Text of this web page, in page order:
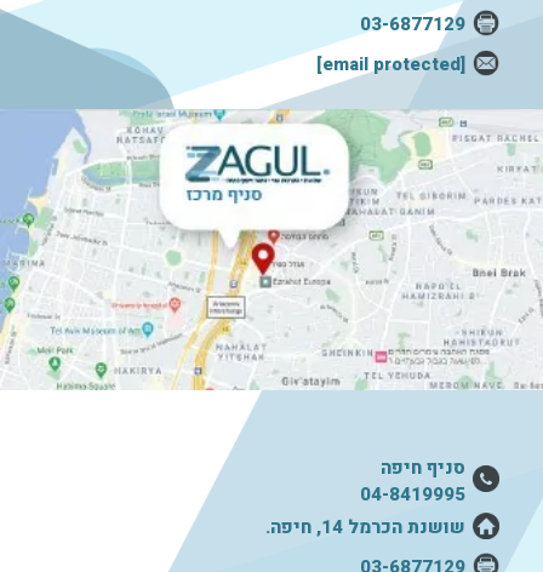
03-6877129
[email protected]
סניף חיפה
04-8419995
שושנת הכרמל 14, חיפה.